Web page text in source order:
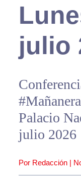
julio
Palacio
julio 2026
Por Redacción |